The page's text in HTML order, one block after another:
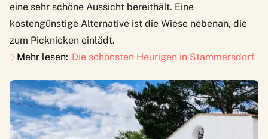
eine sehr schöne Aussicht bereithält. Eine
kostengünstige Alternative ist die Wiese nebenan, die
zum Picknicken einlädt.
Mehr lesen: Die schönsten Heurigen in Stammersdorf